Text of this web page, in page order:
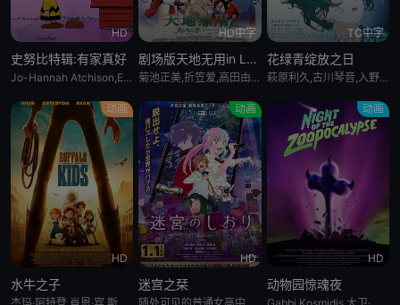
HD
史努比特辑:有家真好
Jo-Hannah Atchison,Enzo Bezzina,Kitai O&amp;#039;Garro
HD中字
剧场版天地无用in LOVE2:遥远的思念
菊池正美,折笠爱,高田由美,井上喜久子,水谷优子,天野由梨,小林优,横山智佐,小樱悦子,青野武,子安武人
TC中字
花绿青绽放之日
萩原利久,古川琴音,入野自由,冈部敬史
动画
HD
水牛之子
动画
HD
迷宫之栞
动画
HD
动物园惊魂夜